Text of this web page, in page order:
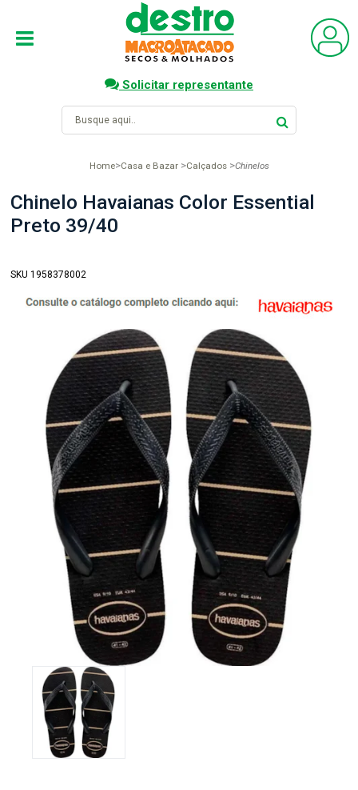
Solicitar representante
Home Casa e Bazar Calçados Chinelos
Chinelo Havaianas Color Essential
Preto 39/40
SKU 1958378002